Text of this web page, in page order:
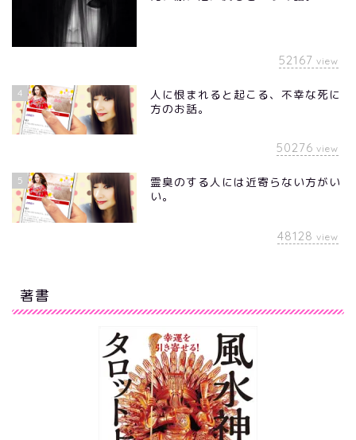
52167 view
4
人に恨まれると起こる、不幸な死に
方のお話。
50276 view
5
霊臭のする人には近寄らない方がい
い。
48128 view
著書